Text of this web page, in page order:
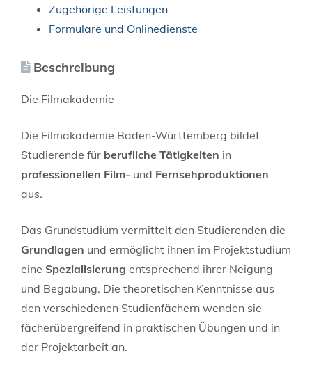
Zugehörige Leistungen
Formulare und Onlinedienste
Beschreibung
Die Filmakademie
Die Filmakademie Baden-Württemberg bildet
Studierende für berufliche Tätigkeiten in
professionellen Film- und Fernsehproduktionen
aus.
Das Grundstudium vermittelt den Studierenden die
Grundlagen und ermöglicht ihnen im Projektstudium
eine Spezialisierung entsprechend ihrer Neigung
und Begabung. Die theoretischen Kenntnisse aus
den verschiedenen Studienfächern wenden sie
fächerübergreifend in praktischen Übungen und in
der Projektarbeit an.